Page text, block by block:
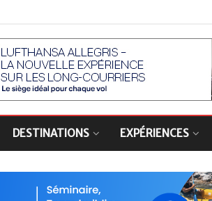
DESTINATIONS EXPÉRIENCES